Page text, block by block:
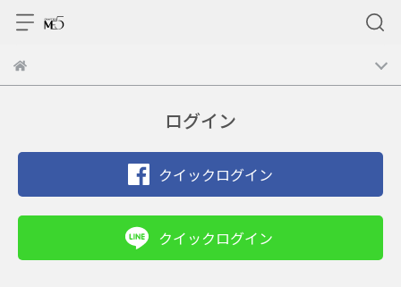
ログイン
クイックログイン
クイックログイン